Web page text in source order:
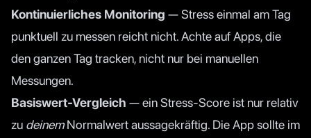
Kontinuierliches Monitoring — Stress einmal am Tag
punktuell zu messen reicht nicht. Achte auf Apps, die
den ganzen Tag tracken, nicht nur bei manuellen
Messungen.
Basiswert-Vergleich — ein Stress-Score ist nur relativ
zu deinemNormalwert aussagekräftig. Die App sollte im